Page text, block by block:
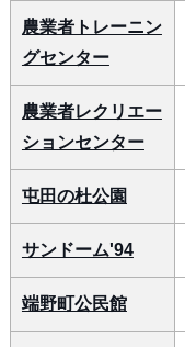
農業者トレーニン
グセンター
農業者レクリエー
ションセンター
屯田の杜公園
サンドーム'94
端野町公民館